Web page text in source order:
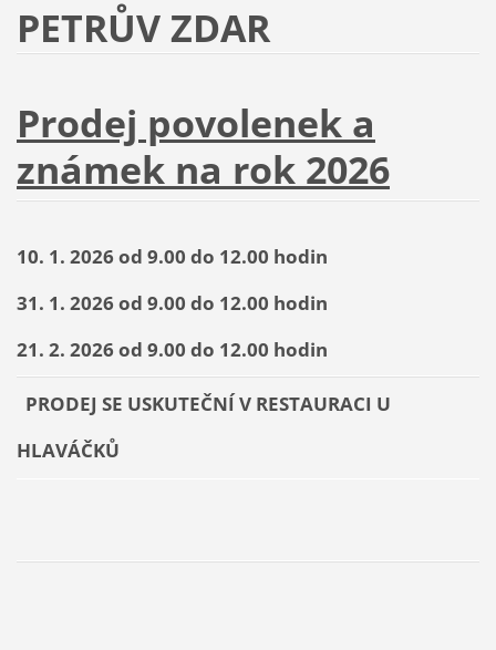
PETRŮV ZDAR
Prodej povolenek a
známek na rok 2026
10. 1. 2026 od 9.00 do 12.00 hodin
31. 1. 2026 od 9.00 do 12.00 hodin
21. 2. 2026 od 9.00 do 12.00 hodin
PRODEJ SE USKUTEČNÍ V RESTAURACI U
HLAVÁČKŮ